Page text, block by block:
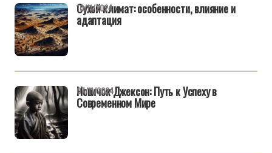
Сухой климат: особенности, влияние и
адаптация
10/11/2024
Новичок Джексон: Путь к Успеху в
Современном Мире
07/11/2024